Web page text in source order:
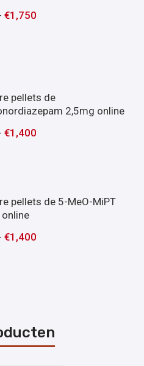
€1,750
pellets de
2,5mg online
€1,400
pellets de 5-MeO-MiPT
€1,400